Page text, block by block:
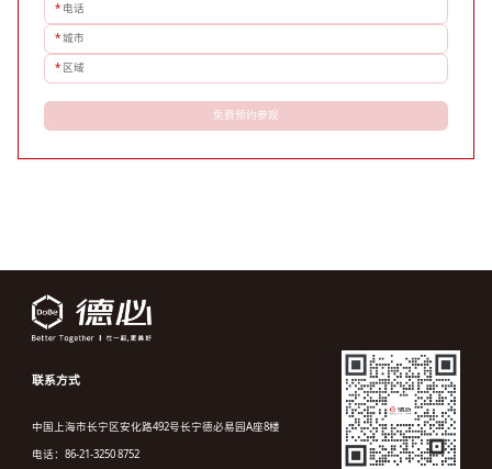
* 电话
*城市
* 区域
免费预约参观
联系方式
中国上海市长宁区安化路492号长宁德必易园A座8楼
电话：86-21-3250 8752